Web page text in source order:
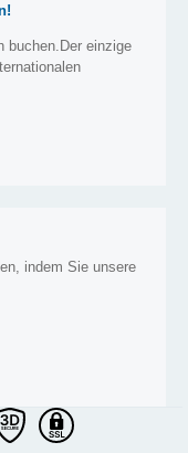
buchen.Der einzige
indem Sie unsere